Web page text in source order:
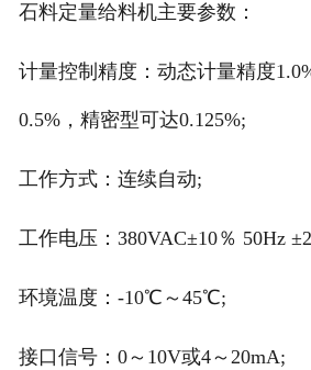
给煤机
石料定量给料机主要参数：
计量控制精度：动态计量精度
0.5%，精密型可达0.125%;
工作方式：连续自动;
工作电压：380VAC±10％ 50Hz
环境温度：-10℃～45℃;
接口信号：0～10V或4～20mA;